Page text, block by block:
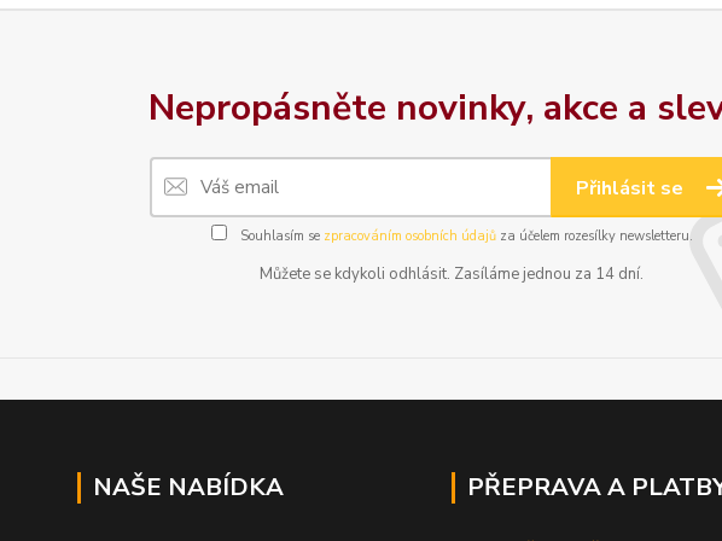
Nepropásněte novinky, akce a
Přihlásit se
Souhlasím se zpracováním osobních údajůza účelem rozesílky newsletteru.
Můžete se kdykoli odhlásit. Zasíláme jednou za 14 dní.
NAŠE NABÍDKA PŘEPRAVA A